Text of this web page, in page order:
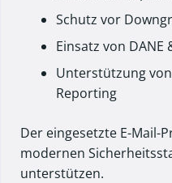
Schutz vor
Einsatz von DANE
Unterstützung von
Reporting
Der eingesetzte E-Mail-
modernen
unterstützen.